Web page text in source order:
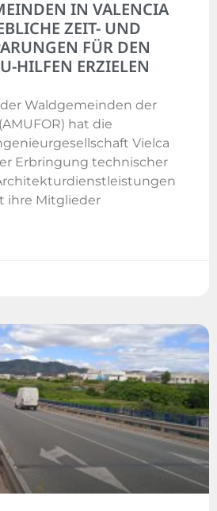
IN VALENCIA
ZEIT- UND
FÜR DEN
HILFEN ERZIELEN
Waldgemeinden der
hat die
Vielca
Erbringung technischer
ihre Mitglieder